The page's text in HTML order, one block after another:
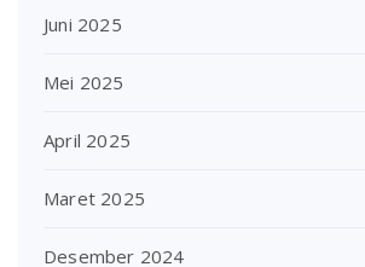
Juni 2025
Mei 2025
April 2025
Maret 2025
Desember 2024